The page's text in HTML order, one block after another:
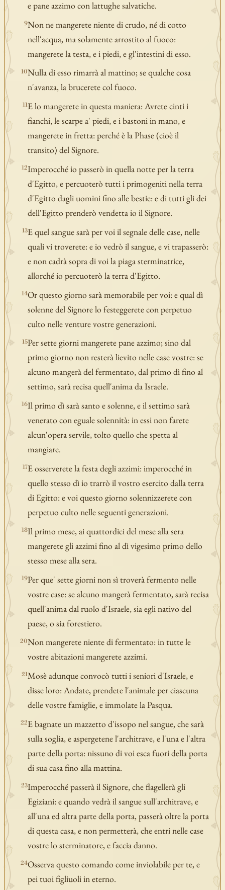
e pane azzimo con lattughe salvatiche.
9Non ne mangerete niente di crudo, né di cotto
nell'acqua, ma solamente arrostito al fuoco:
mangerete la testa, e i piedi, e gl'intestini di esso.
10Nulla di esso rimarrà al mattino; se qualche cosa
n'avanza, la brucerete col fuoco.
11E lo mangerete in questa maniera: Avrete cinti i
fianchi, le scarpe a' piedi, e i bastoni in mano, e
mangerete in fretta: perché è la Phase (cioè il
transito) del Signore.
12Imperocché io passerò in quella notte per la terra
d'Egitto, e percuoterò tutti i primogeniti nella terra
d'Egitto dagli uomini fino alle bestie: e di tutti gli dei
dell'Egitto prenderò vendetta io il Signore.
13E quel sangue sarà per voi il segnale delle case, nelle
quali vi troverete: e io vedrò il sangue, e vi trapasserò:
e non cadrà sopra di voi la piaga sterminatrice,
allorché io percuoterò la terra d'Egitto.
14Or questo giorno sarà memorabile per voi: e qual dì
solenne del Signore lo festeggerete con perpetuo
culto nelle venture vostre generazioni.
15Per sette giorni mangerete pane azzimo; sino dal
primo giorno non resterà lievito nelle case vostre: se
alcuno mangerà del fermentato, dal primo dì fino al
settimo, sarà recisa quell'anima da Israele.
16Il primo dì sarà santo e solenne, e il settimo sarà
venerato con eguale solennità: in essi non farete
alcun'opera servile, tolto quello che spetta al
mangiare.
17E osserverete la festa degli azzimi: imperocché in
quello stesso dì io trarrò il vostro esercito dalla terra
di Egitto: e voi questo giorno solennizzerete con
perpetuo culto nelle seguenti generazioni.
18Il primo mese, ai quattordici del mese alla sera
mangerete gli azzimi fino al dì vigesimo primo dello
stesso mese alla sera.
19Per que' sette giorni non sì troverà fermento nelle
vostre case: se alcuno mangerà fermentato, sarà recisa
quell'anima dal ruolo d'Israele, sia egli nativo del
paese, o sia forestiero.
20Non mangerete niente di fermentato: in tutte le
vostre abitazioni mangerete azzimi.
21Mosè adunque convocò tutti i seniori d'Israele, e
disse loro: Andate, prendete l'animale per ciascuna
delle vostre famiglie, e immolate la Pasqua.
22E bagnate un mazzetto d'issopo nel sangue, che sarà
sulla soglia, e aspergetene l'architrave, e l'una e l'altra
parte della porta: nissuno di voi esca fuori della porta
di sua casa fino alla mattina.
23Imperocché passerà il Signore, che flagellerà gli
Egiziani: e quando vedrà il sangue sull'architrave, e
all'una ed altra parte della porta, passerà oltre la porta
di questa casa, e non permetterà, che entri nelle case
vostre lo sterminatore, e faccia danno.
24Osserva questo comando come inviolabile per te, e
pei tuoi figliuoli in eterno.